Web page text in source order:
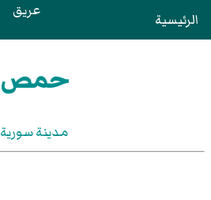
الرئيسية عريق
حمص
مدينة سورية